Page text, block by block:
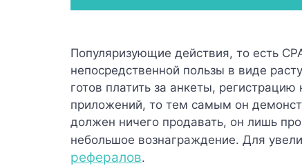
Популяризующие действия, то есть
непосредственной пользы в виде
готов платить за анкеты,
приложений, то тем самым он
должен ничего продавать, он лишь
небольшое вознаграждение. Для
рефералов.